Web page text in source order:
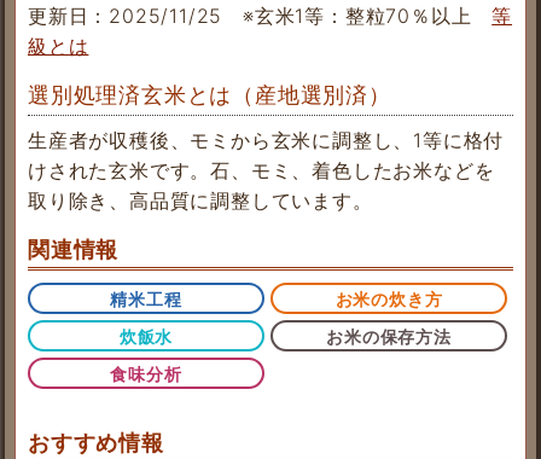
更新日：2025/11/25 ※玄米1等：整粒70％以上等
級とは
選別処理済玄米とは（産地選別済）
生産者が収穫後、モミから玄米に調整し、1等に格付
けされた玄米です。石、モミ、着色したお米などを
取り除き、高品質に調整しています。
関連情報
精米工程
お米の炊き方
炊飯水
お米の保存方法
食味分析
おすすめ情報